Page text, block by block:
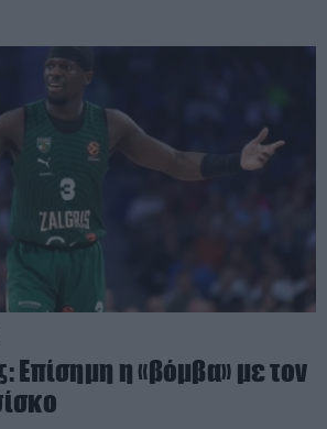
Επίσημη η «βόμβα» με τον